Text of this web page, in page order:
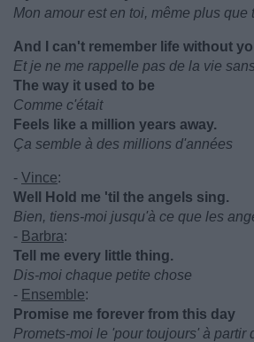
Mon amour est en toi, même plus que
And I can't remember life without
Et je ne me rappelle pas de la vie
The way it used to be
Comme c'était
Feels like a million years away.
Ça semble à des millions d'années
- Vince:
Well Hold me 'til the angels sing.
Bien, tiens-moi jusqu'à ce que les
- Barbra:
Tell me every little thing.
Dis-moi chaque petite chose
- Ensemble:
Promise me forever from this day
Promets-moi le 'pour toujours' à partir